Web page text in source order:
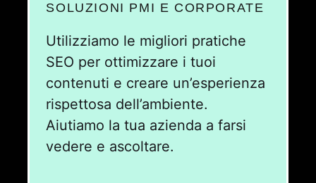
SOLUZIONI PMI E CORPORATE
Utilizziamo le migliori pratiche
SEO per ottimizzare i tuoi
contenuti e creare un’esperienza
rispettosa dell’ambiente.
Aiutiamo la tua azienda a farsi
vedere e ascoltare.